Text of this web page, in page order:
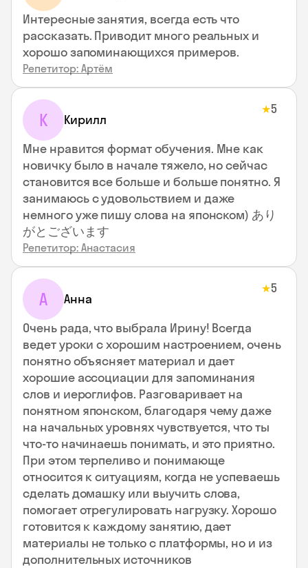
Интересные занятия, всегда есть что
рассказать. Приводит много реальных и
хорошо запоминающихся примеров.
Репетитор: Артём
К Кирилл
★5
Мне нравится формат обучения. Мне как
новичку было в начале тяжело, но сейчас
становится все больше и больше понятно. Я
занимаюсь с удовольствием и даже
немного уже пишу слова на японском) あり
がとございます
Репетитор: Анастасия
А Анна
★5
Очень рада, что выбрала Ирину! Всегда
ведет уроки с хорошим настроением, очень
понятно объясняет материал и дает
хорошие ассоциации для запоминания
слов и иероглифов. Разговаривает на
понятном японском, благодаря чему даже
на начальных уровнях чувствуется, что ты
что-то начинаешь понимать, и это приятно.
При этом терпеливо и понимающе
относится к ситуациям, когда не успеваешь
сделать домашку или выучить слова,
помогает отрегулировать нагрузку. Хорошо
готовится к каждому занятию, дает
материалы не только с платформы, но и из
дополнительных источников